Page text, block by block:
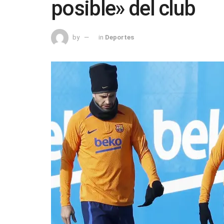
posible» del club
by in Deportes